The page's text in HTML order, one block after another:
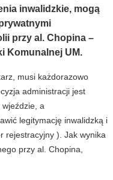
inwalidzkie, mogą
przy al. Chopina –
Komunalnej UM.
musi każdorazowo
administracji jest
wjeździe, a
legitymację inwalidzką i
rejestracyjny ). Jak wynika
przy al. Chopina,